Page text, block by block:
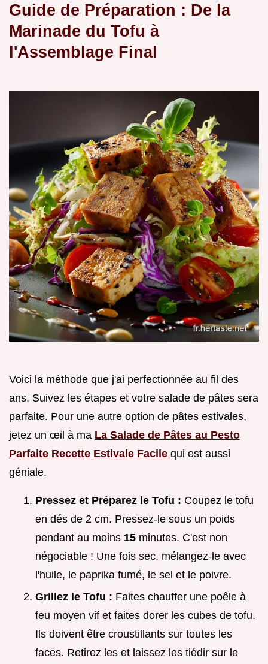
Guide de Préparation : De la
Marinade du Tofu à
l'Assemblage Final
Voici la méthode que j'ai perfectionnée au fil des
ans. Suivez les étapes et votre salade de pâtes sera
parfaite. Pour une autre option de pâtes estivales,
jetez un œil à ma La Salade de Pâtes au Pesto
Parfaite Recette Estivale Facile qui est aussi
géniale.
Pressez et Préparez le Tofu : Coupez le tofu
en dés de 2 cm. Pressez-le sous un poids
pendant au moins 15 minutes. C'est non
négociable ! Une fois sec, mélangez-le avec
l'huile, le paprika fumé, le sel et le poivre.
Grillez le Tofu : Faites chauffer une poêle à
feu moyen vif et faites dorer les cubes de tofu.
Ils doivent être croustillants sur toutes les
faces. Retirez les et laissez les tiédir sur le